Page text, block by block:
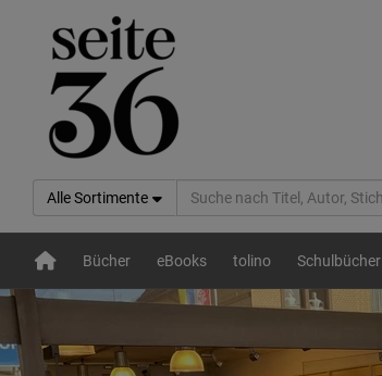
Alle Sortimente
Bücher eBooks tolino Schulbücher